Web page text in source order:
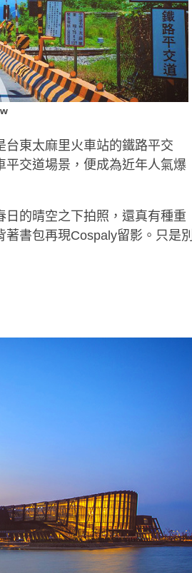
台東太麻里火車站的鐵路平交
交道場景，便成為近年人氣爆
的晴空之下拍照，還真有種重
書包再現Cospaly留影。只是別